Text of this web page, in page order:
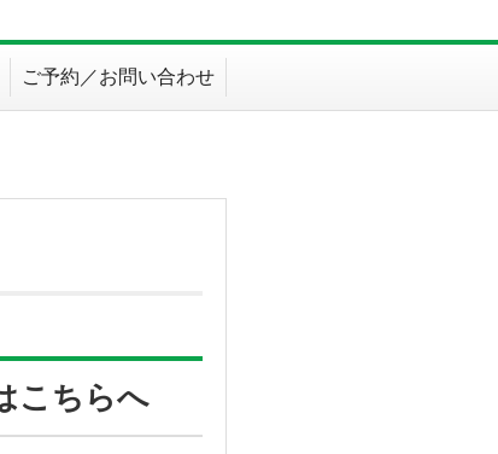
ご予約／お問い合わせ
こちらへ